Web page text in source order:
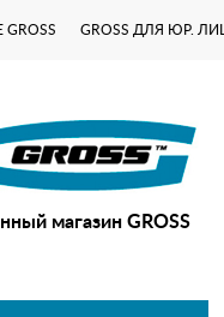
GROSS ДЛЯ ЮР. ЛИЦ
магазин GROSS